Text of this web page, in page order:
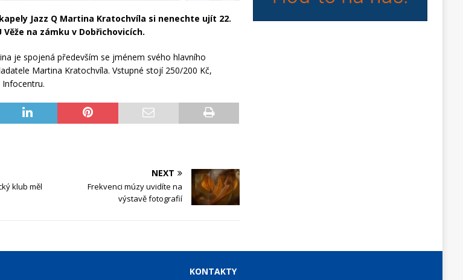
kapely Jazz Q Martina Kratochvíla si nenechte ujít 22.
na zámku v Dobřichovicích.
je spojená především se jménem svého hlavního
Martina Kratochvíla. Vstupné stojí 250/200 Kč,
klub měl
NEXT
Frekvenci múzy uvidíte na
výstavě fotografií
KONTAKTY